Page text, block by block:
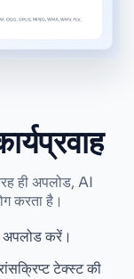
ही अपलोड, AI
करता है।
अपलोड करें।
टेक्स्ट की